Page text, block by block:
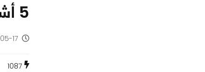
5 أشياء نتوقع أن نراها فى مؤتمر Google I/O 2016
2016-05-17
1087